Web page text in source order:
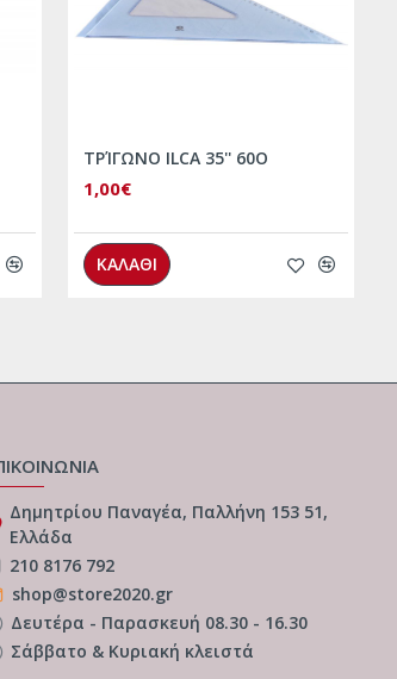
ΤΡΊΓΩΝΟ ILCA 35'' 60Ο
1,00€
ΚΑΛΑΘΙ
Δημητρίου Παναγέα, Παλλήνη 153 51,
Ελλάδα
210 8176 792
shop@store2020.gr
Δευτέρα - Παρασκευή 08.30 - 16.30
Σάββατο & Κυριακή κλειστά